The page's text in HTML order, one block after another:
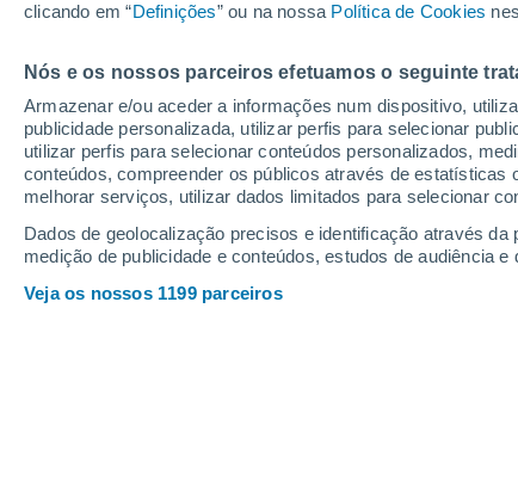
clicando em “Definições” ou na nossa Política de Cookies
Nós e os nossos parceiros efetuamos o seguinte
Armazenar e/ou aceder a informações num dispositivo,
publicidade personalizada, utilizar perfis para selecionar
utilizar perfis para selecionar conteúdos personalizados,
conteúdos, compreender os públicos através de
melhorar serviços, utilizar dados limitados para selecionar
Dados de geolocalização precisos e identificação através
medição de publicidade e conteúdos, estudos de audiência
Veja os nossos 1199 parceiros
29°
Helechal